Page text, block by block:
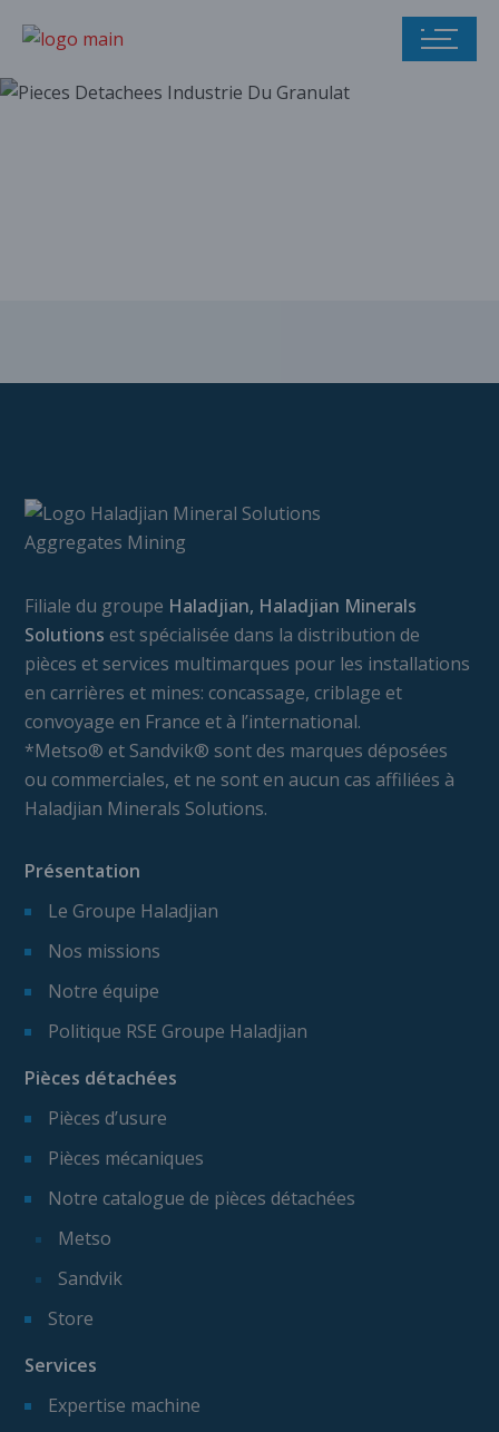
Filiale du groupe Haladjian, Haladjian Minerals
Solutions est spécialisée dans la distribution de
pièces et services multimarques pour les installations
en carrières et mines: concassage, criblage et
convoyage en France et à l’international.
*Metso® et Sandvik® sont des marques déposées
ou commerciales, et ne sont en aucun cas affiliées à
Haladjian Minerals Solutions.
Présentation
Le Groupe Haladjian
Nos missions
Notre équipe
Politique RSE Groupe Haladjian
Pièces détachées
Pièces d’usure
Pièces mécaniques
Notre catalogue de pièces détachées
Metso
Sandvik
Store
Services
Expertise machine